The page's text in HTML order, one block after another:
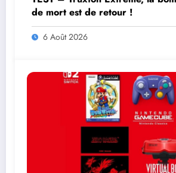
de mort est de retour !
6 Août 2026